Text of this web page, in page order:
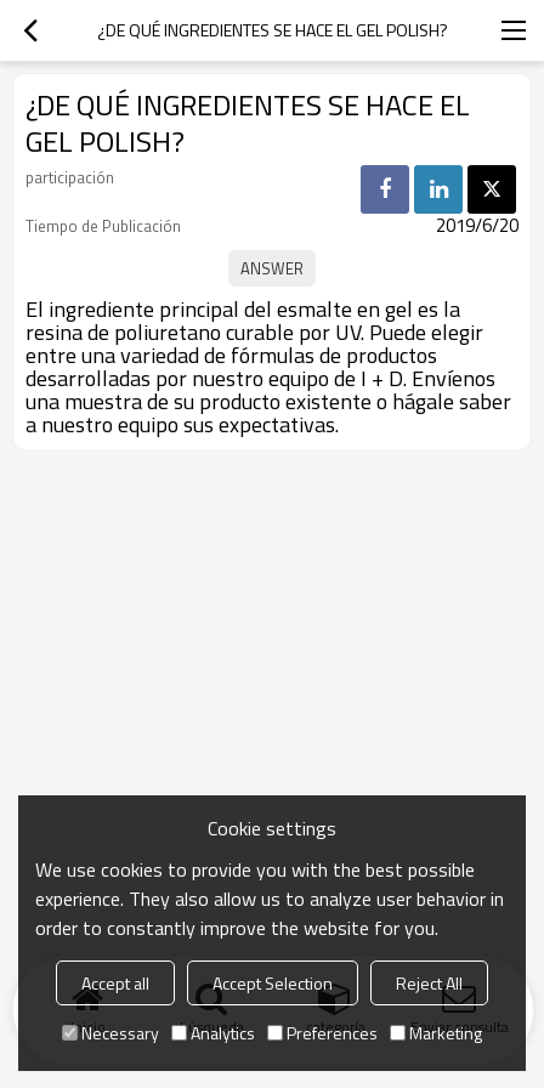
¿DE QUÉ INGREDIENTES SE HACE EL GEL POLISH?
¿DE QUÉ INGREDIENTES SE HACE EL
GEL POLISH?
participación
Tiempo de Publicación
2019/6/20
El ingrediente principal del esmalte en gel es la
resina de poliuretano curable por UV. Puede elegir
entre una variedad de fórmulas de productos
desarrolladas por nuestro equipo de I + D. Envíenos
una muestra de su producto existente o hágale saber
a nuestro equipo sus expectativas.
Inicio búsqueda categoría Enviar consulta
Cookie settings
We use cookies to provide you with the best possible
experience. They also allow us to analyze user behavior in
order to constantly improve the website for you.
Accept all Accept Selection
Reject All
Necessary
Analytics Preferences Marketing